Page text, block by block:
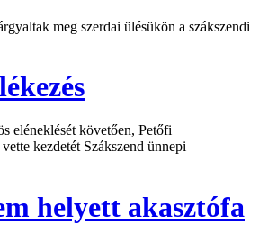
meg szerdai ülésükön a szákszendi
eléneklését követően, Petőfi
kezdetét Szákszend ünnepi
helyett akasztófa